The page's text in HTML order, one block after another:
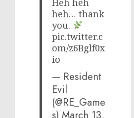
Heh heh
heh… thank
you.
pic.twitter.c
om/z6Bglf0x
io
— Resident
Evil
(@RE_Game
s)March 13,